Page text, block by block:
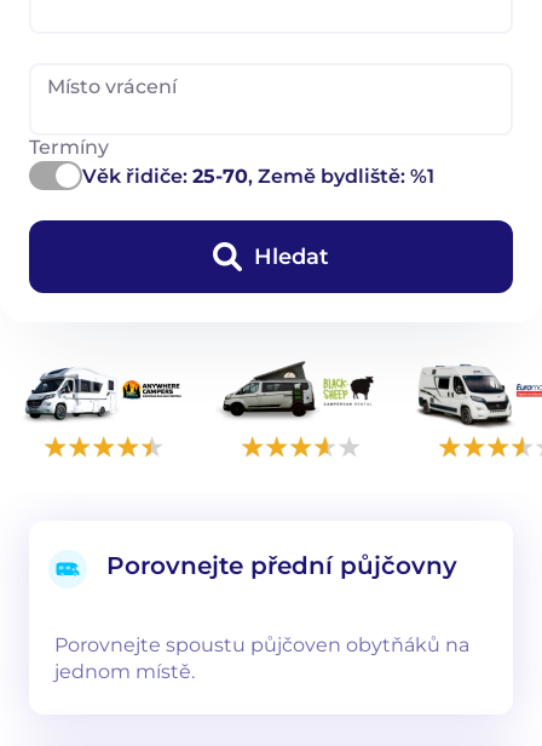
Místo vrácení
Termíny
Věk řidiče: 25-70, Země bydliště: %1
Hledat
Porovnejte přední půjčovny
Porovnejte spoustu půjčoven obytňáků na
jednom místě.